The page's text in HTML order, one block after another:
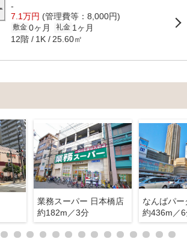
-
7.1万円 (管理費等：8,000円)
敷金 0ヶ月 礼金 1ヶ月
12階 1K 25.60㎡
業務スーパー 日本橋店
約182m／3分
約436m／